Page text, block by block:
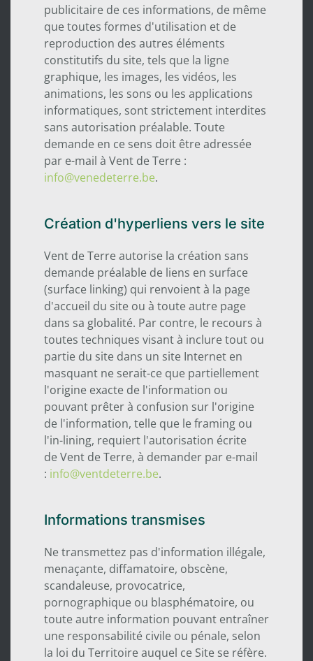
publicitaire de ces informations, de même
que toutes formes d'utilisation et de
reproduction des autres éléments
constitutifs du site, tels que la ligne
graphique, les images, les vidéos, les
animations, les sons ou les applications
informatiques, sont strictement interdites
sans autorisation préalable. Toute
demande en ce sens doit être adressée
par e-mail à Vent de Terre :
info@venedeterre.be.
Création d'hyperliens vers le site
Vent de Terre autorise la création sans
demande préalable de liens en surface
(surface linking) qui renvoient à la page
d'accueil du site ou à toute autre page
dans sa globalité. Par contre, le recours à
toutes techniques visant à inclure tout ou
partie du site dans un site Internet en
masquant ne serait-ce que partiellement
l'origine exacte de l'information ou
pouvant prêter à confusion sur l'origine
de l'information, telle que le framing ou
l'in-lining, requiert l'autorisation écrite
de Vent de Terre, à demander par e-mail
: info@ventdeterre.be.
Informations transmises
Ne transmettez pas d'information illégale,
menaçante, diffamatoire, obscène,
scandaleuse, provocatrice,
pornographique ou blasphématoire, ou
toute autre information pouvant entraîner
une responsabilité civile ou pénale, selon
la loi du Territoire auquel ce Site se réfère.